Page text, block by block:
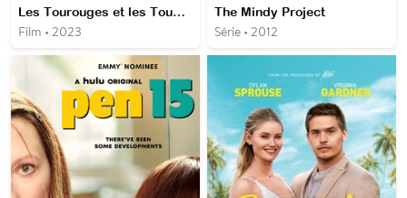
Les Tourouges et les Toubleus
Film • 2023
The Mindy Project
Série • 2012